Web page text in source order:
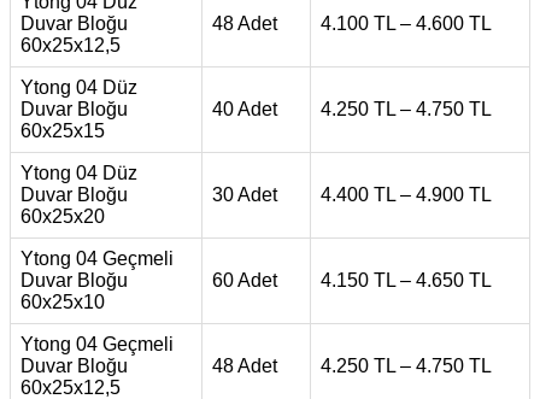
Duvar Bloğu
60x25x12,5
48 Adet 4.100 TL – 4.600 TL
Ytong 04 Düz
Duvar Bloğu
60x25x15
40 Adet 4.250 TL – 4.750 TL
Ytong 04 Düz
Duvar Bloğu
60x25x20
30 Adet 4.400 TL – 4.900 TL
Ytong 04 Geçmeli
Duvar Bloğu
60x25x10
60 Adet 4.150 TL – 4.650 TL
Ytong 04 Geçmeli
Duvar Bloğu
60x25x12,5
48 Adet 4.250 TL – 4.750 TL